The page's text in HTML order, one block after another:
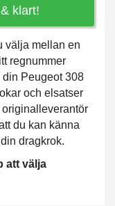
klart!
välja mellan en
regnummer
din Peugeot 308
och elsatser
du kan känna
dragkrok.
att välja